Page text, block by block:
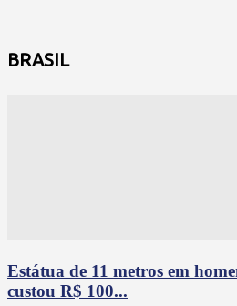
BRASIL
Estátua de 11 metros em
custou R$ 100...